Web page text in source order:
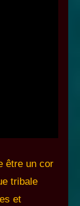
être un cor
tribale
et